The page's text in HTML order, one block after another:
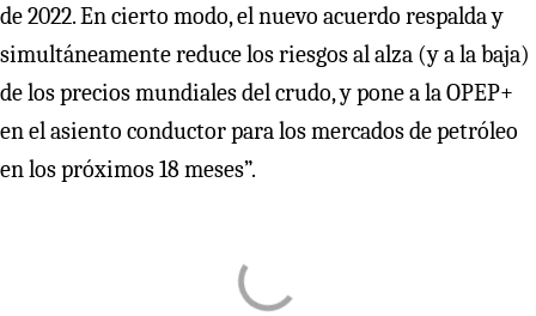
de 2022. En cierto modo, el nuevo acuerdo respalda y
simultáneamente reduce los riesgos al alza (y a la baja)
de los precios mundiales del crudo, y pone a la OPEP+
en el asiento conductor para los mercados de petróleo
en los próximos 18 meses”.